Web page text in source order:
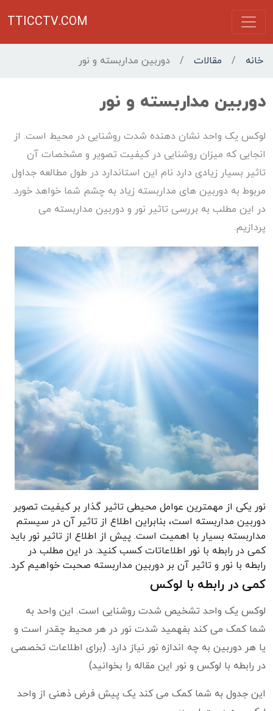
TTICCTV.COM
خانه / مقالات / دوربین مداربسته و نور
دوربین مداربسته و نور
لوکس یک واحد نشان دهنده شدت روشنایی در محیط است. از
انجایی که میزان روشنایی در کیفیت تصویر و مشخصات آن
تاثیر بسیار زیادی دارد نام این استاندارد در طول مطالعه جداول
مربوط به دوربین های مداربسته زیاد به چشم شما خواهد خورد.
در این مطلب به بررسی تاثیر نور و دوربین مداربسته می
پردازیم.
نور یکی از مهمترین عوامل محیطی تاثیر گذار بر کیفیت تصویر
دوربین مداربسته است، بنابراین اطلاع از تاثیر آن در سیستم
مداربسته بسیار با اهمیت است. پیش از اطلاع از تاثیر نور باید
کمی در رابطه با نور اطلاعاتات کسب کنید. در این مطلب در
رابطه با نور و تاثیر آن بر دوربین مداربسته صحبت خواهیم کرد.
کمی در رابطه با لوکس
لوکس یک واحد تشخیص شدت روشنایی است. این واحد به
شما کمک می کند بفهمید شدت نور در هر محیط چقدر است و
یا هر دوربین به چه اندازه نور نیاز دارد. (برای اطلاعات تخصصی
در رابطه با لوکس و نور این مقاله را بخوانید)
این جدول به شما کمک می کند یک پیش فرض ذهنی از واحد